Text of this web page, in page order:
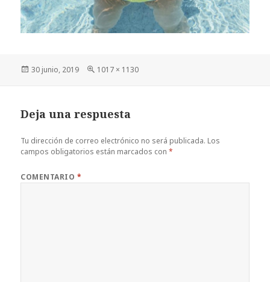
Publicado
30 junio, 2019
Tamaño
1017 × 1130
Deja una respuesta
Tu dirección de correo electrónico no será publicada. Los
campos obligatorios están marcados con*
COMENTARIO *